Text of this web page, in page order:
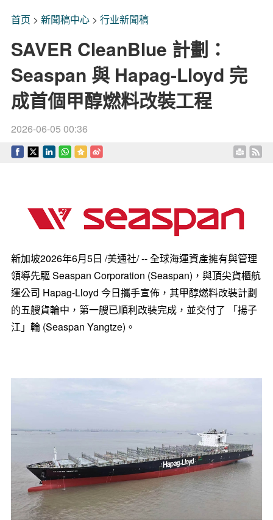
首页 > 新聞稿中心> 行业新聞稿
SAVER CleanBlue 計劃：
Seaspan 與 Hapag-Lloyd 完
成首個甲醇燃料改裝工程
2026-06-05 00:36
新加坡2026年6月5日 /美通社/ -- 全球海運資產擁有與管理
領導先驅 Seaspan Corporation (Seaspan)，與頂尖貨櫃航
運公司 Hapag-Lloyd 今日攜手宣佈，其甲醇燃料改裝計劃
的五艘貨輪中，第一艘已順利改裝完成，並交付了 「揚子
江」輪 (Seaspan Yangtze)。